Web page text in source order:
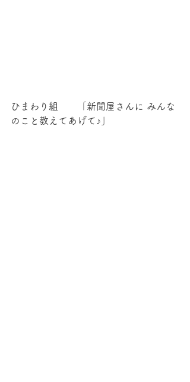
ひまわり組　　「新聞屋さんに みんな
のこと教えてあげて♪」